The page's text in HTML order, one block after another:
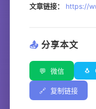
文章链接： https://
📤 分享本文
💬 微信 🐧
🔗 复制链接